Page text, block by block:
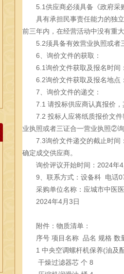
5.1供应商必须具备《政府采
具有承担民事责任能力的独
前三年内，在经营活动中没有重大
5.2须具备有效营业执照或者
6、询价文件的获取：
6.1询价文件获取及报名时
6.2询价文件获取及报名地点
7、询价文件的递交：
7.1 请投标供应商认真报价
7.2 投标人应将纸质报价文
业执照或者三证合一营业执照②
7.3询价文件递交的截止时间
确定成交供应商。
询价评议开始时间：2024年
9、联系方式：设备科 电话
采购单位名称：应城市中医
2024年4月3日
附件：物质清单：
序号 项目名称 品名 规格 数
1 中央空调螺杆机保养(油及
干燥过滤器芯 个 8